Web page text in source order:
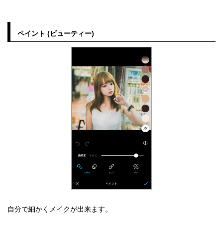
ペイント (ビューティー)
自分で細かくメイクが出来ます。